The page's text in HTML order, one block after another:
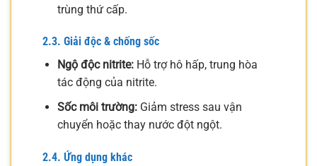
trùng thứ cấp.
2.3. Giải độc & chống sốc
Ngộ độc nitrite:Hỗ trợ hô hấp, trung hòa
tác động của nitrite.
Sốc môi trường:Giảm stress sau vận
chuyển hoặc thay nước đột ngột.
2.4. Ứng dụng khác